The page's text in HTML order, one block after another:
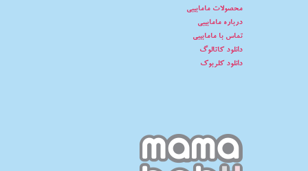
محصولات مامابیبی
درباره مامابیبی
تماس با مامابیبی
دانلود کاتالوگ
دانلود کلربوک